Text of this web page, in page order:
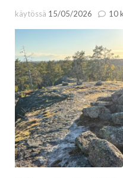
käytössä 15/05/2026 10